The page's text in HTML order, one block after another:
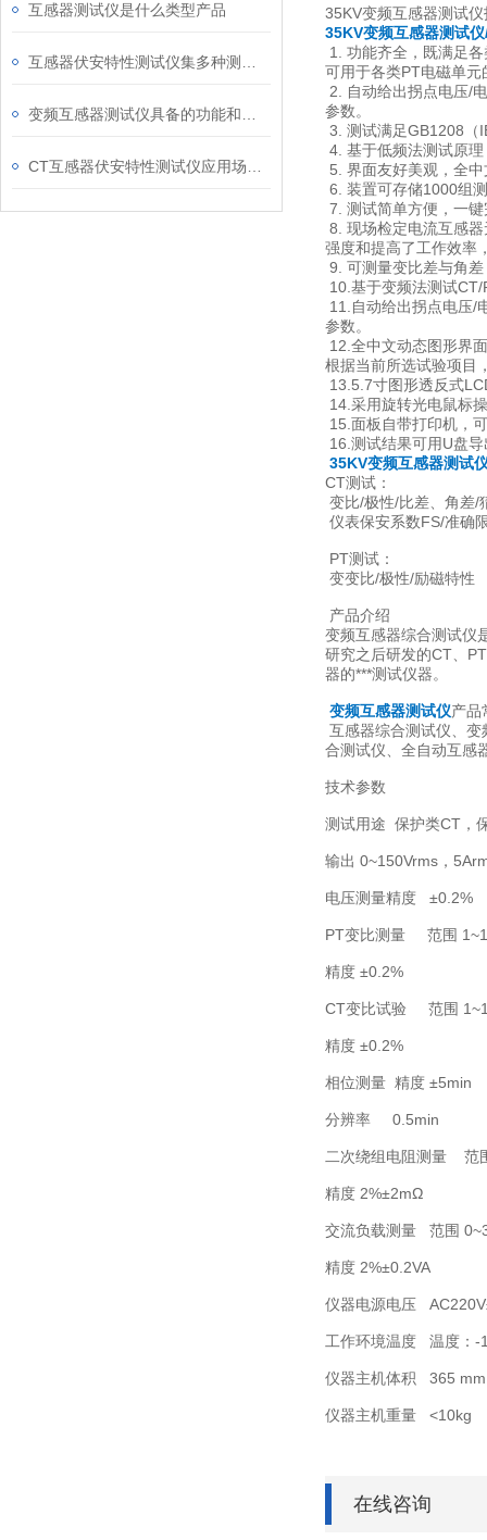
互感器测试仪是什么类型产品
35KV变频互感器测试
35KV变频互感器测试
1. 功能齐全，既满足
可用于各类PT电磁单
2. 自动给出拐点电压/
参数。
3. 测试满足GB1208（
4. 基于低频法测试原
5. 界面友好美观，全
6. 装置可存储1000组
7. 测试简单方便，一
8. 现场检定电流互感
强度和提高了工作效率
9. 可测量变比差与角
10.基于变频法测试
11.自动给出拐点电压/
参数。
12.全中文动态图形界
根据当前所选试验项目
13.5.7寸图形透反式
14.采用旋转光电鼠标
15.面板自带打印机，
16.测试结果可用U盘
35KV变频互感器测试
CT测试：
变比/极性/比差、角差/
仪表保安系数FS/准确
PT测试：
变变比/极性/励磁特性
产品介绍
变频互感器综合测试仪
研究之后研发的CT、
器的***测试仪器。
变频互感器测试仪产品
互感器综合测试仪、
合测试仪、全自动互感
技术参数
测试用途 保护类CT，
输出 0~150Vrms，
电压测量精度 ±0.2%
PT变比测量 范围
精度 ±0.2%
CT变比试验 范围
精度 ±0.2%
相位测量 精度 ±5min
分辨率 0.5min
二次绕组电阻测量 范
精度 2%±2mΩ
交流负载测量 范围
精度 2%±0.2VA
仪器电源电压
工作环境温度 温度：-
仪器主机体积 365
仪器主机重量 <10kg
在线咨询